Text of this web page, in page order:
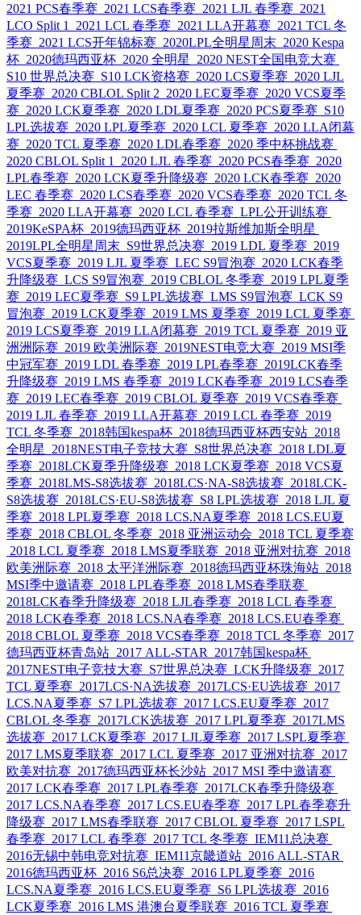
2021 PCS春季赛 2021 LCS春季赛 2021 LJL 春季赛 2021
LCO Split 1
2021 LCL 春季赛 2021 LLA开幕赛 2021 TCL 冬
季赛 2021 LCS开年锦标赛 2020LPL全明星周末 2020 Kespa
杯 2020德玛西亚杯 2020 全明星
2020 NEST全国电竞大赛
S10 世界总决赛 S10 LCK资格赛 2020 LCS夏季赛 2020 LJL
夏季赛 2020 CBLOL Split 2 2020 LEC夏季赛 2020 VCS夏季
赛 2020 LCK夏季赛 2020 LDL夏季赛 2020 PCS夏季赛 S10
LPL选拔赛 2020 LPL夏季赛 2020 LCL 夏季赛 2020 LLA闭幕
赛 2020 TCL 夏季赛 2020 LDL春季赛 2020 季中杯挑战赛
2020 CBLOL Split 1
2020 LJL 春季赛 2020 PCS春季赛 2020
LPL春季赛 2020 LCK夏季升降级赛 2020 LCK春季赛 2020
LEC 春季赛 2020 LCS春季赛 2020 VCS春季赛 2020 TCL 冬
季赛 2020 LLA开幕赛 2020 LCL 春季赛 LPL公开训练赛
2019KeSPA杯 2019德玛西亚杯 2019拉斯维加斯全明星
2019LPL全明星周末 S9世界总决赛 2019 LDL 夏季赛 2019
VCS夏季赛 2019 LJL 夏季赛 LEC S9冒泡赛 2020 LCK春季
升降级赛 LCS S9冒泡赛 2019 CBLOL 冬季赛 2019 LPL夏季
赛 2019 LEC夏季赛 S9 LPL选拔赛 LMS S9冒泡赛 LCK S9
冒泡赛 2019 LCK夏季赛 2019 LMS 夏季赛 2019 LCL 夏季赛
2019 LCS夏季赛 2019 LLA闭幕赛 2019 TCL 夏季赛 2019 亚
洲洲际赛 2019 欧美洲际赛 2019NEST电竞大赛 2019 MSI季
中冠军赛 2019 LDL 春季赛 2019 LPL春季赛 2019LCK春季
升降级赛 2019 LMS 春季赛 2019 LCK春季赛 2019 LCS春季
赛 2019 LEC春季赛 2019 CBLOL 夏季赛 2019 VCS春季赛
2019 LJL 春季赛 2019 LLA开幕赛 2019 LCL 春季赛 2019
TCL 冬季赛 2018韩国kespa杯 2018德玛西亚杯西安站 2018
全明星
2018NEST电子竞技大赛 S8世界总决赛 2018 LDL夏
季赛 2018LCK夏季升降级赛 2018 LCK夏季赛 2018 VCS夏
季赛 2018LMS-S8选拔赛 2018LCS·NA-S8选拔赛 2018LCK-
S8选拔赛 2018LCS·EU-S8选拔赛 S8 LPL选拔赛 2018 LJL 夏
季赛 2018 LPL夏季赛 2018 LCS.NA夏季赛 2018 LCS.EU夏
季赛 2018 CBLOL 冬季赛 2018 亚洲运动会 2018 TCL 夏季赛
2018 LCL 夏季赛 2018 LMS夏季联赛 2018 亚洲对抗赛 2018
欧美洲际赛 2018 太平洋洲际赛 2018德玛西亚杯珠海站 2018
MSI季中邀请赛 2018 LPL春季赛 2018 LMS春季联赛
2018LCK春季升降级赛 2018 LJL春季赛 2018 LCL 春季赛
2018 LCK春季赛 2018 LCS.NA春季赛 2018 LCS.EU春季赛
2018 CBLOL 夏季赛 2018 VCS春季赛 2018 TCL 冬季赛 2017
德玛西亚杯青岛站 2017 ALL-STAR
2017韩国kespa杯
2017NEST电子竞技大赛 S7世界总决赛 LCK升降级赛 2017
TCL 夏季赛 2017LCS·NA选拔赛 2017LCS·EU选拔赛 2017
LCS.NA夏季赛 S7 LPL选拔赛 2017 LCS.EU夏季赛 2017
CBLOL 冬季赛 2017LCK选拔赛 2017 LPL夏季赛 2017LMS
选拔赛 2017 LCK夏季赛 2017 LJL夏季赛 2017 LSPL夏季赛
2017 LMS夏季联赛 2017 LCL 夏季赛 2017 亚洲对抗赛 2017
欧美对抗赛 2017德玛西亚杯长沙站 2017 MSI 季中邀请赛
2017 LCK春季赛 2017 LPL春季赛 2017LCK春季升降级赛
2017 LCS.NA春季赛 2017 LCS.EU春季赛 2017 LPL春季赛升
降级赛 2017 LMS春季联赛 2017 CBLOL 夏季赛 2017 LSPL
春季赛 2017 LCL 春季赛 2017 TCL 冬季赛 IEM11总决赛
2016无锡中韩电竞对抗赛 IEM11京畿道站 2016 ALL-STAR
2016德玛西亚杯 2016 S6总决赛 2016 LPL夏季赛 2016
LCS.NA夏季赛 2016 LCS.EU夏季赛 S6 LPL选拔赛 2016
LCK夏季赛 2016 LMS 港澳台夏季联赛 2016 TCL 夏季赛